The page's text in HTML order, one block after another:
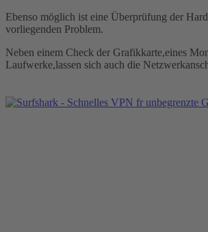
Ebenso möglich ist eine Überprüfung der
vorliegenden Problem.
Neben einem Check der Grafikkarte,eines
Laufwerke,lassen sich auch die